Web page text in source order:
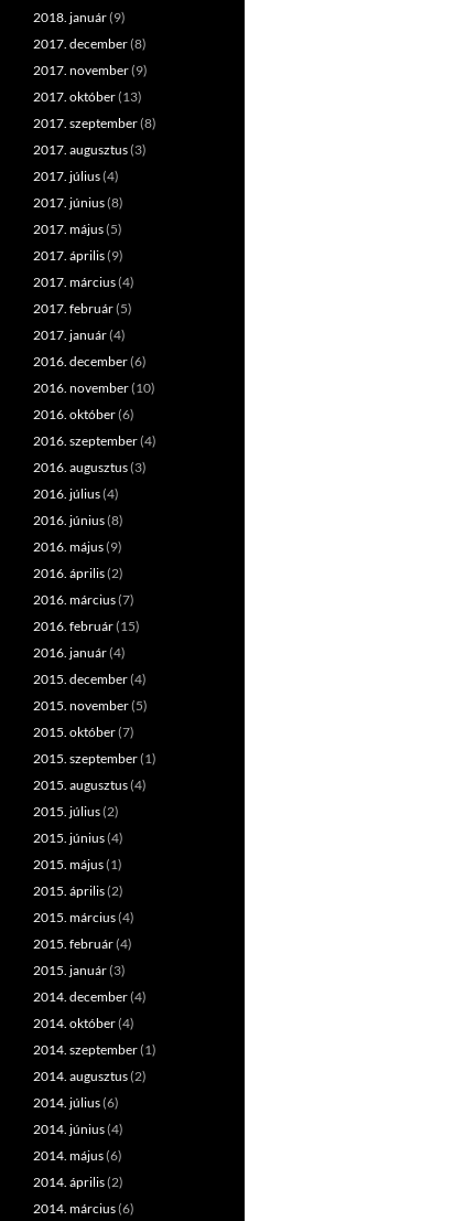
2018. január(9)
2017. december(8)
2017. november(9)
2017. október(13)
2017. szeptember(8)
2017. augusztus(3)
2017. július(4)
2017. június(8)
2017. május(5)
2017. április(9)
2017. március(4)
2017. február(5)
2017. január(4)
2016. december(6)
2016. november(10)
2016. október(6)
2016. szeptember(4)
2016. augusztus(3)
2016. július(4)
2016. június(8)
2016. május(9)
2016. április(2)
2016. március(7)
2016. február(15)
2016. január(4)
2015. december(4)
2015. november(5)
2015. október(7)
2015. szeptember(1)
2015. augusztus(4)
2015. július(2)
2015. június(4)
2015. május(1)
2015. április(2)
2015. március(4)
2015. február(4)
2015. január(3)
2014. december(4)
2014. október(4)
2014. szeptember(1)
2014. augusztus(2)
2014. július(6)
2014. június(4)
2014. május(6)
2014. április(2)
2014. március(6)